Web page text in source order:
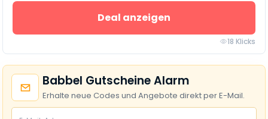
Deal anzeigen
18 Klicks
Babbel Gutscheine Alarm
Erhalte neue Codes und Angebote direkt per E-Mail.